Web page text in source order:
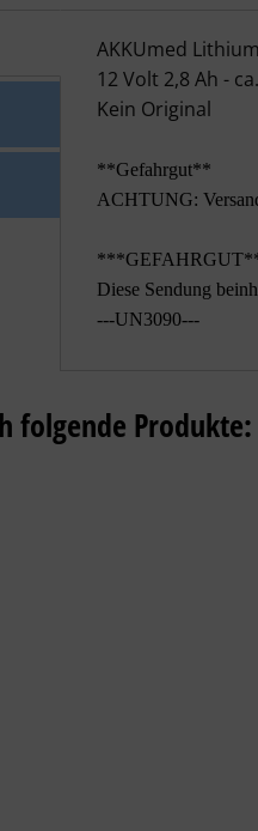
AKKUmed
AKKUmed
12 Volt 2,8 Ah -
Kein Original
**Gefahrgut**
ACHTUNG:
Diese Sendung
---UN3090---
folgende Produkte: